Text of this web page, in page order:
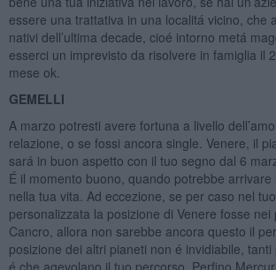
essere una trattativa in una localitá vicino, che
nativi dell’ultima decade, cioé intorno metá
esserci un imprevisto da risolvere in famiglia il
mese ok.
GEMELLI
A marzo potresti avere fortuna a livello
relazione, o se fossi ancora single. Venere, il
sará in buon aspetto con il tuo segno dal 6
É il momento buono, quando potrebbe
nella tua vita. Ad eccezione, se per caso nel
personalizzata la posizione di Venere fosse nei
Cancro, allora non sarebbe ancora questo il
posizione dei altri pianeti non é invidiabile,
é che agevolano il tuo percorso. Perfino